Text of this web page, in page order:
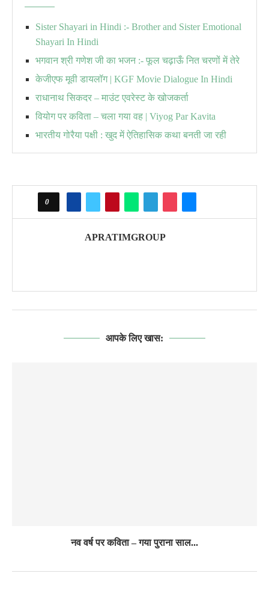
Sister Shayari in Hindi :- Brother and Sister Emotional
Shayari In Hindi
भगवान श्री गणेश जी का भजन :- फूल चढ़ाऊँ नित चरणों में तेरे
केजीएफ मूवी डायलॉग | KGF Movie Dialogue In Hindi
राधानाथ सिकदर – माउंट एवरेस्ट के खोजकर्ता
वियोग पर कविता – चला गया वह | Viyog Par Kavita
भारतीय गोरैया पक्षी : खुद में ऐतिहासिक कथा बनती जा रही
0
APRATIMGROUP
आपके लिए खास:
नव वर्ष पर कविता – गया पुराना साल...